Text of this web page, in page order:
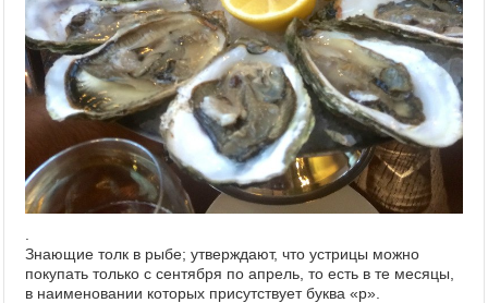
Знающие толк в рыбе; утверждают, что устрицы можно
покупать только с сентября по апрель, то есть в те месяцы,
в наименовании которых присутствует буква «р».